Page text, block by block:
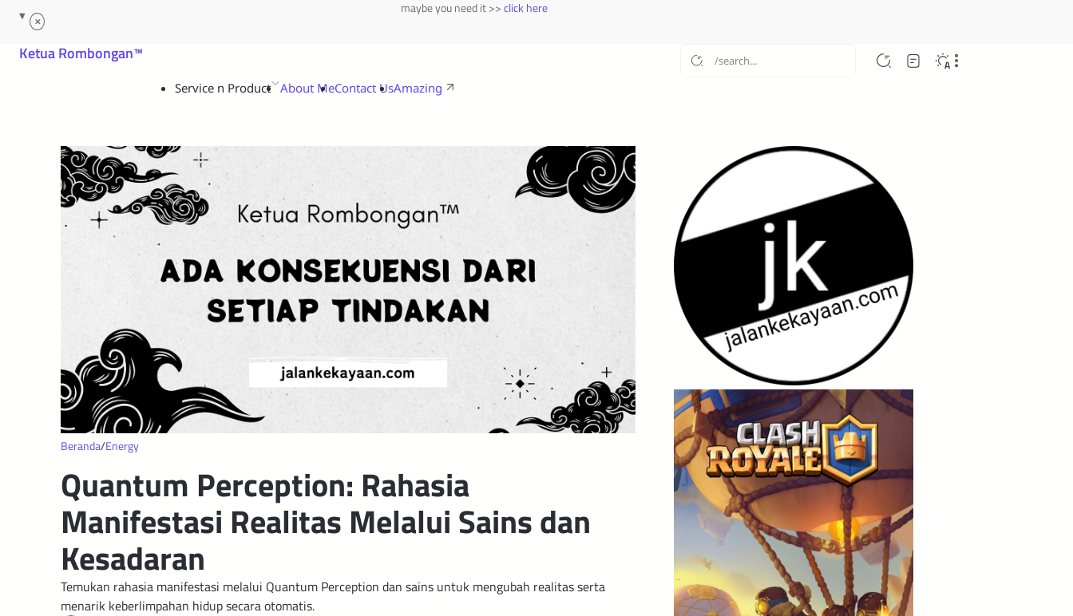
maybe you need it >>click here
Service n Product About MeContact UsAmazing
Beranda Energy
Quantum Perception: Rahasia
Manifestasi Realitas Melalui Sains dan
Kesadaran
Temukan rahasia manifestasi melalui Quantum Perception dan sains untuk mengubah realitas serta
menarik keberlimpahan hidup secara otomatis.